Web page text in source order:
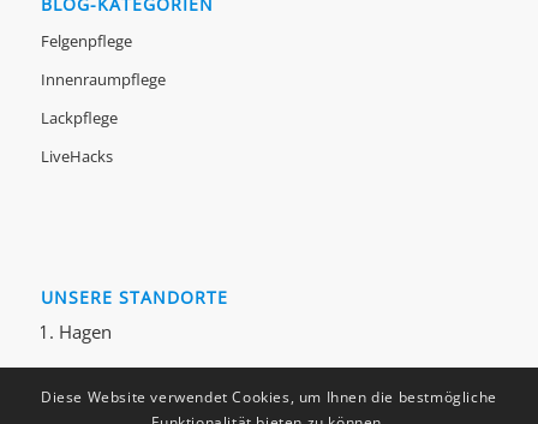
BLOG-KATEGORIEN
Felgenpflege
Innenraumpflege
Lackpflege
LiveHacks
UNSERE STANDORTE
Hagen
Diese Website verwendet Cookies, um Ihnen die bestmögliche